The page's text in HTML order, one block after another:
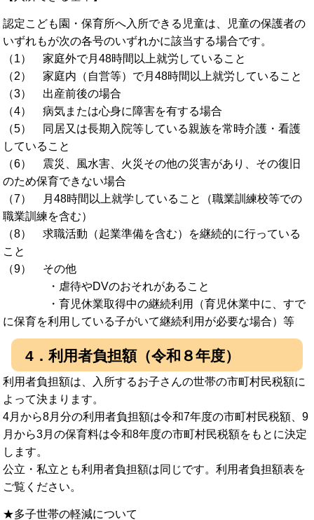
認定こども園・保育所へ入所できる児童は、児童の保護者の
いずれもが次の各号のいずれかに該当する場合です。
（1） 家庭外で月48時間以上就労していること
（2） 家庭内（自営等）で月48時間以上就労していること
（3） 出産前後の場合
（4） 病気または心身に障害を有する場合
（5） 同居又は長期入院等している親族を常時介護・看護
していること
（6） 震災、風水害、火災その他の災害があり、その復旧
のため保育できない場合
（7） 月48時間以上就学していること（職業訓練校等での
職業訓練を含む）
（8） 求職活動（起業準備を含む）を継続的に行っている
こと
（9） その他
・虐待やDVのおそれがあること
・育児休業取得中の継続利用（育児休業中に、すで
に保育を利用している子がいて継続利用が必要な場合）等
4．利用者負担額（令和８年度）
利用者負担額は、入所するお子さんの世帯の市町村民税額に
よって決まります。
4月から8月分の利用者負担額は令和7年度の市町村民税額、9
月から3月の保育料は令和8年度の市町村民税額をもとに決定
します。
公立・私立とも利用者負担額は同じです。利用者負担額表を
ご覧ください。
★多子世帯の軽減について